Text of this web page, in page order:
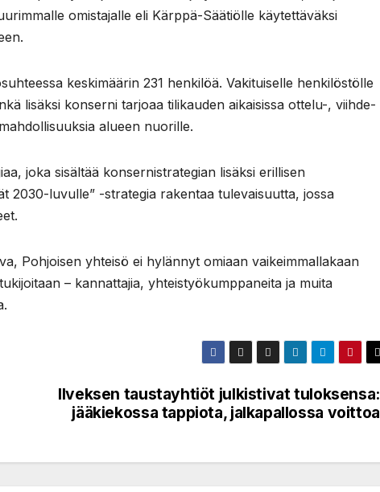
omistajalle eli Kärppä-Säätiölle käytettäväksi
keskimäärin 231 henkilöä. Vakituiselle henkilöstölle
lisäksi konserni tarjoaa tilikauden aikaisissa ottelu-, viihde-
alueen nuorille.
joka sisältää konsernistrategian lisäksi erillisen
2030-luvulle” -strategia rakentaa tulevaisuutta, jossa
Pohjoisen yhteisö ei hylännyt omiaan vaikeimmallakaan
– kannattajia, yhteistyökumppaneita ja muita
Ilveksen taustayhtiöt julkistivat tuloksensa:
jääkiekossa tappiota, jalkapallossa voittoa